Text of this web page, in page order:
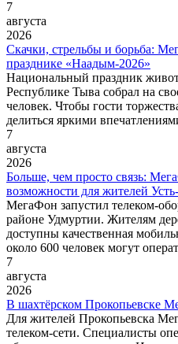
7
августа
2026
Скачки, стрельбы и борьба:
празднике «Наадым-2026»
Национальный праздник
Республике Тыва собрал на
человек. Чтобы гости
делиться яркими
7
августа
2026
Больше, чем просто связь:
возможности для жителей
МегаФон запустил телеком-
районе Удмуртии. Жителям
доступны качественная
около 600 человек могут
7
августа
2026
В шахтёрском Прокопьевске
Для жителей Прокопьевска
телеком-сети. Специалисты